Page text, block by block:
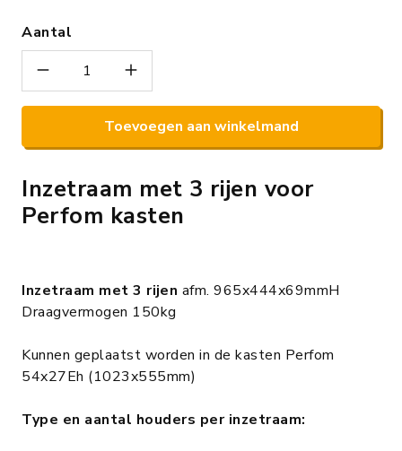
Aantal
Toevoegen aan winkelmand
Inzetraam met 3 rijen voor
Perfom kasten
Inzetraam met 3 rijen afm. 965x444x69mmH
Draagvermogen 150kg
Kunnen geplaatst worden in de kasten Perfom
54x27Eh (1023x555mm)
Type en aantal houders per inzetraam: